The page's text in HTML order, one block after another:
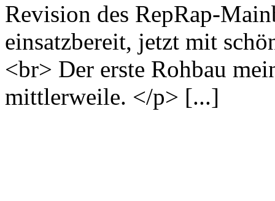
Revision des RepRap-
einsatzbereit, jetzt mit
<br> Der erste Rohbau
mittlerweile. </p> [...]